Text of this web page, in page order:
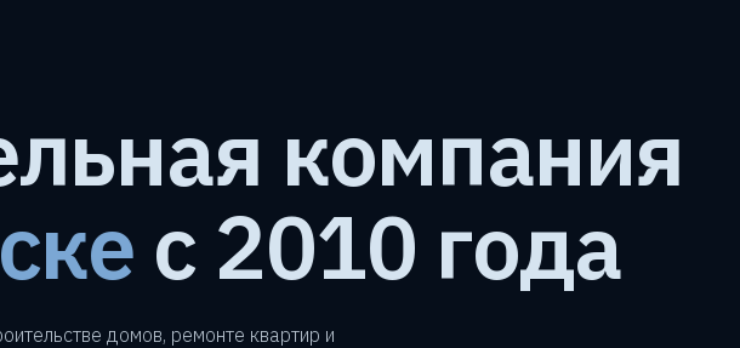
компания
с 2010 года
домов, ремонте квартир и